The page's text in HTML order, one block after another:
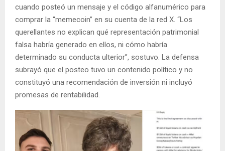
cuando posteó un mensaje y el código alfanumérico para
comprar la “memecoin” en su cuenta de la red X. “Los
querellantes no explican qué representación patrimonial
falsa habría generado en ellos, ni cómo habría
determinado su conducta ulterior”, sostuvo. La defensa
subrayó que el posteo tuvo un contenido político y no
constituyó una recomendación de inversión ni incluyó
promesas de rentabilidad.